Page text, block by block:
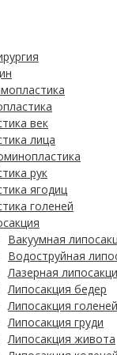
век
лица
рук
ягодиц
голеней
Вакуумная
Водоструйная
Лазерная
Липосакция бедер
Липосакция
Липосакция груди
Липосакция живота